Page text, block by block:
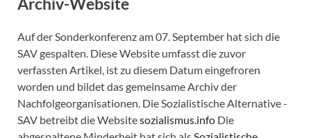
Auf der Sonderkonferenz am 07. September hat sich die
SAV gespalten. Diese Website umfasst die zuvor
verfassten Artikel, ist zu diesem Datum eingefroren
worden und bildet das gemeinsame Archiv der
Nachfolgeorganisationen. Die Sozialistische Alternative -
SAV betreibt die Websitesozialismus.info Die